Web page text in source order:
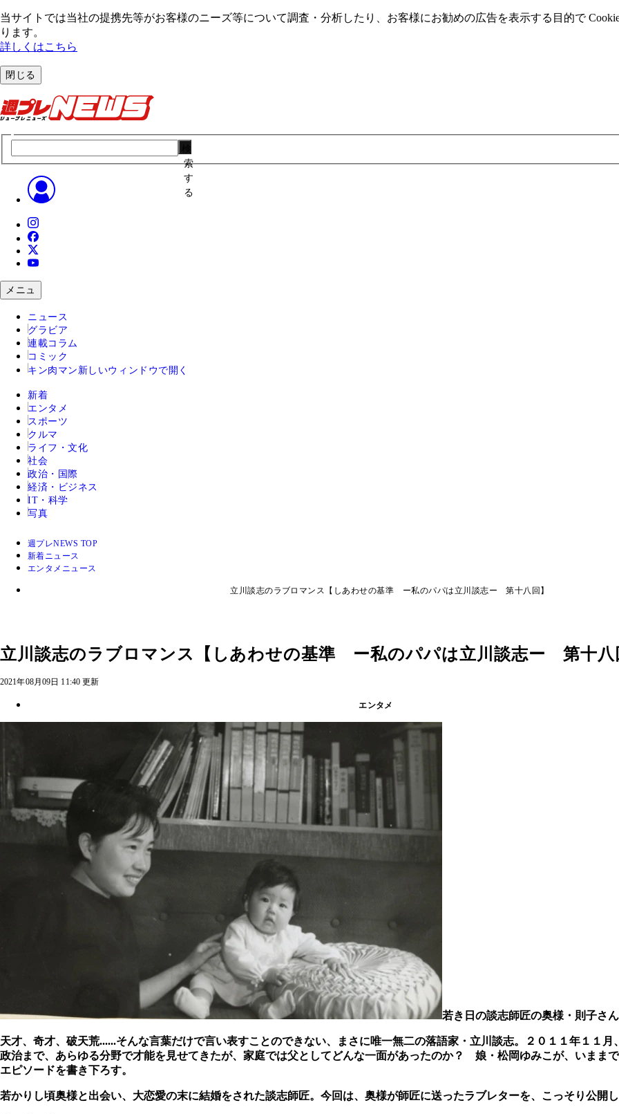
当サイトでは当社の提携先等がお客様のニーズ等について調査・分析したり、お客様にお勧めの広告を表⽰する⽬的で
ります。
詳しくはこちら
閉じる
索
す
る
メニュ
ニュース
グラビア
連載コラム
コミック
キン肉マン 新しいウィンドウで開く
新着
エンタメ
スポーツ
クルマ
ライフ・文化
社会
政治・国際
経済・ビジネス
IT・科学
写真
週プレNEWS TOP
新着ニュース
エンタメニュース
立川談志のラブロマンス【しあわせの基準 ー私のパパは立川談志ー 第十八回】
立川談志のラブロマンス【しあわせの基準 ー私のパパは立川談志ー 第十八
2021年08月09日 11:40 更新
エンタメ
若き日の談志師匠の奥様・則子さ
天才、奇才、破天荒......そんな言葉だけで言い表すことのできない、まさに唯一無二の落語家・立川談志。２０１１年１１
政治まで、あらゆる分野で才能を見せてきたが、家庭では父としてどんな一面があったのか？ 娘・松岡ゆみこが、いまま
エピソードを書き下ろす。
若かりし頃奥様と出会い、大恋愛の末に結婚をされた談志師匠。今回は、奥様が師匠に送ったラブレターを、こっそり公開